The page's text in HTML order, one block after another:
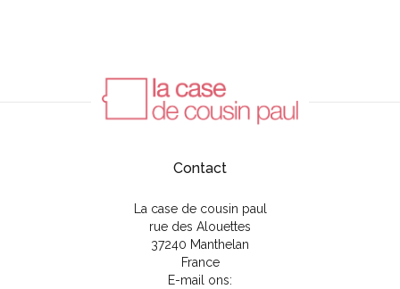
Contact
La case de cousin paul
rue des Alouettes
37240 Manthelan
France
E-mail ons: